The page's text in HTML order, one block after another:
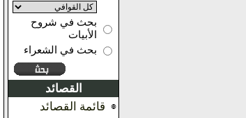
بحث في شروح
الأبيات
بحث في الشعراء
القصائد
قائمة القصائد